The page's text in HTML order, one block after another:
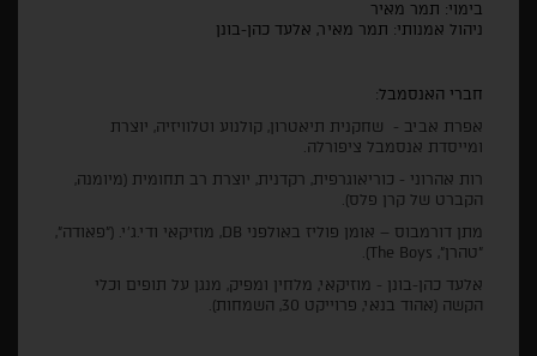
בימוי: תמר מאיר
ניהול אמנותי: תמר מאיר, אלעד כהן-בונן
חברי האנסמבל:
אפרת אביב - שחקנית תיאטרון, קולנוע וטלוויזיה, יוצרת
ומייסדת אנסמבל ציפורלה.
רות אהרוני - כוריאוגרפית, רקדנית, יוצרת רב תחומית (מיומנה,
הקברט של קרן פלס).
מתן דורמבוס – אומן פוליז באולפני DB, מוזיקאי ודי.ג׳י. ("פאודה",
"טהרן", The Boys).
אלעד כהן-בונן - מוזיקאי, מלחין ומפיק, מנגן על תופים וכלי
הקשה (אהוד בנאי, פרוייקט 30, השמחות).